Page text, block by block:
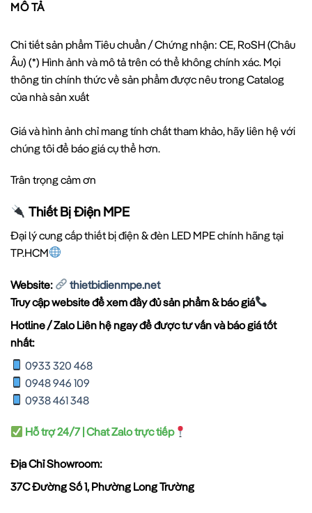
MÔ TẢ
Chi tiết sản phẩm Tiêu chuẩn / Chứng nhận: CE, RoSH (Châu
Âu) (*) Hình ảnh và mô tả trên có thể không chính xác. Mọi
thông tin chính thức về sản phẩm được nêu trong Catalog
của nhà sản xuất
Giá và hình ảnh chỉ mang tính chất tham khảo, hãy liên hệ với
chúng tôi để báo giá cụ thể hơn.
Trân trọng cảm ơn
Thiết Bị Điện MPE
Đại lý cung cấp thiết bị điện & đèn LED MPE chính hãng tại
TP.HCM
Website:
thietbidienmpe.net
Truy cập website để xem đầy đủ sản phẩm & báo giá
Hotline / Zalo Liên hệ ngay để được tư vấn và báo giá tốt
nhất:
0933 320 468
0948 946 109
0938 461 348
Hỗ trợ 24/7 | Chat Zalo trực tiếp
Địa Chỉ Showroom:
37C Đường Số 1, Phường Long Trường